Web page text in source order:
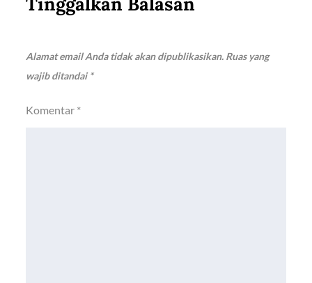
Alamat email Anda tidak akan dipublikasikan. Ruas yang
wajib ditandai*
Komentar *